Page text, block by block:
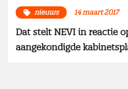
nieuws 14 maart 2017
Dat stelt NEVI in reactie
aangekondigde